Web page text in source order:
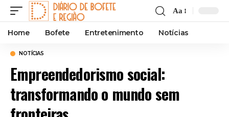
Font
Resizer
Aa
Home Bofete Entretenimento Notícias
NOTÍCIAS
Empreendedorismo social:
transformando o mundo sem